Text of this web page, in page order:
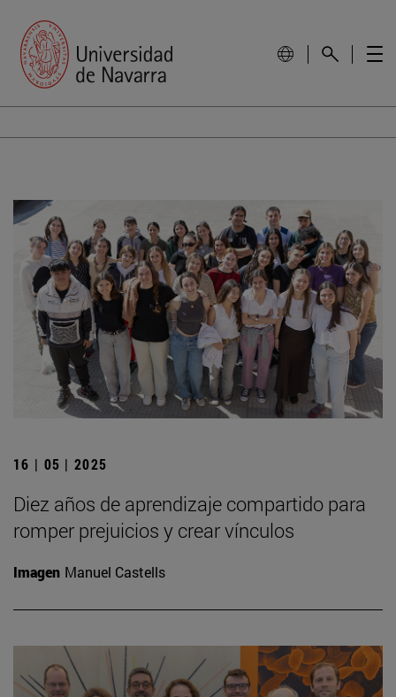
16 | 05 | 2025
Diez años de aprendizaje compartido para
romper prejuicios y crear vínculos
Imagen Manuel Castells